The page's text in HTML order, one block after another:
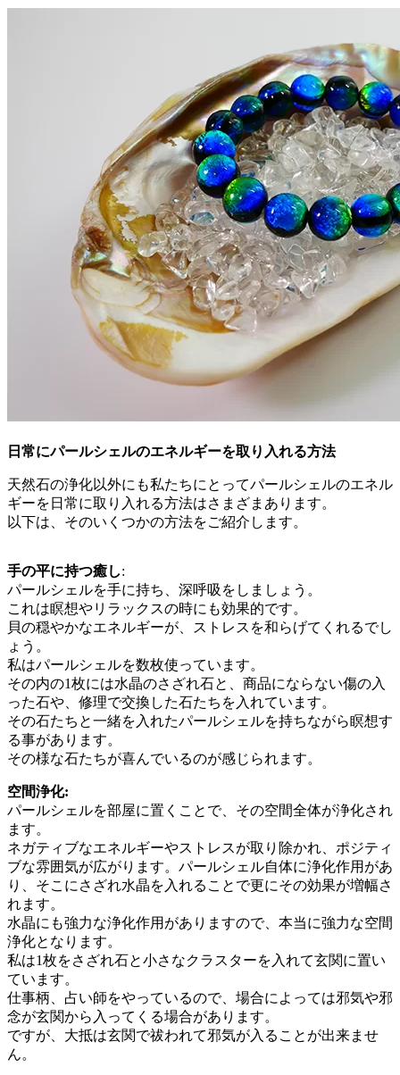
日常にパールシェルのエネルギーを取り入れる方法
天然石の浄化以外にも私たちにとってパールシェルのエネル
ギーを日常に取り入れる方法はさまざまあります。
以下は、そのいくつかの方法をご紹介します。
手の平に持つ癒し:
パールシェルを手に持ち、深呼吸をしましょう。
これは瞑想やリラックスの時にも効果的です。
貝の穏やかなエネルギーが、ストレスを和らげてくれるでし
ょう。
私はパールシェルを数枚使っています。
その内の1枚には水晶のさざれ石と、商品にならない傷の入
った石や、修理で交換した石たちを入れています。
その石たちと一緒を入れたパールシェルを持ちながら瞑想す
る事があります。
その様な石たちが喜んでいるのが感じられます。
空間浄化:
パールシェルを部屋に置くことで、その空間全体が浄化され
ます。
ネガティブなエネルギーやストレスが取り除かれ、ポジティ
ブな雰囲気が広がります。パールシェル自体に浄化作用があ
り、そこにさざれ水晶を入れることで更にその効果が増幅さ
れます。
水晶にも強力な浄化作用がありますので、本当に強力な空間
浄化となります。
私は1枚をさざれ石と小さなクラスターを入れて玄関に置い
ています。
仕事柄、占い師をやっているので、場合によっては邪気や邪
念が玄関から入ってくる場合があります。
ですが、大抵は玄関で祓われて邪気が入ることが出来ませ
ん。